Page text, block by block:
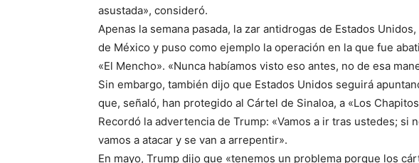
asustada», consideró.
Apenas la semana pasada, la zar antidrogas de Estados
de México y puso como ejemplo la operación en la que fue
«El Mencho». «Nunca habíamos visto eso antes, no de esa
Sin embargo, también dijo que Estados Unidos seguirá
que, señaló, han protegido al Cártel de Sinaloa, a «Los
Recordó la advertencia de Trump: «Vamos a ir tras ustedes; si
vamos a atacar y se van a arrepentir».
En mayo, Trump dijo que «tenemos un problema porque los